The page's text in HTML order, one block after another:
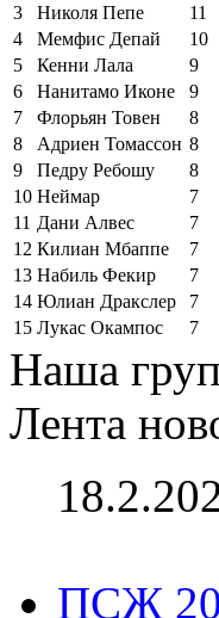
3
Николя Пепе
11
4
Мемфис Депай
10
5
Кенни Лала
9
6
Нанитамо Иконе
9
7
Флорьян Товен
8
8
Адриен Томассон 8
9
Педру Ребошу
8
10 Неймар
7
11 Дани Алвес
7
12 Килиан Мбаппе
7
13 Набиль Фекир
7
14 Юлиан Дракслер
7
15 Лукас Окампос 7
Наша
Лента
ПСЖ